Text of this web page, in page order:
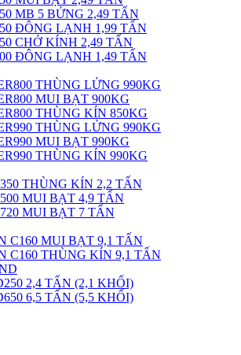
MB 5 BỬNG 2,49 TẤN
ĐÔNG LẠNH 1,99 TẤN
CHỞ KÍNH 2,49 TẤN
ĐÔNG LẠNH 1,49 TẤN
THÙNG LỬNG 990KG
MUI BẠT 900KG
THÙNG KÍN 850KG
THÙNG LỬNG 990KG
MUI BẠT 990KG
THÙNG KÍN 990KG
THÙNG KÍN 2,2 TẤN
MUI BẠT 4,9 TẤN
MUI BẠT 7 TẤN
C160 MUI BẠT 9,1 TẤN
C160 THÙNG KÍN 9,1 TẤN
2,4 TẤN (2,1 KHỐI)
6,5 TẤN (5,5 KHỐI)